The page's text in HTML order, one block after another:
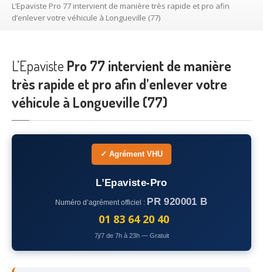
Dépollutionde véhicule hors d’usage gratuit
Destruction de voiture agréé
EpavisteGratuit
Rachat voiture accidentée
Où?
– Seine-et-Marne
– Yvelines
– Hauts-de-Seine
93– Seine-Saint-Denis
L’Epaviste Pro 77 intervient de manière très rapide et pro afin
d’enlever votre véhicule à Longueville (77)
L’Epaviste Pro 77 intervient de manière
très rapide et pro afin d’enlever votre
véhicule à Longueville (77)
✓ Agrément VHU
L’Epaviste-Pro
Numéro d’agrément officiel : PR 920001 B
01 83 64 20 40
7j/7 de 7h à 23h — Gratuit